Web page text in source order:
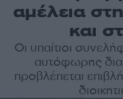
αμέλεια
και
Οι υπαίτιοι
αυτόφωρης
προβλέπεται